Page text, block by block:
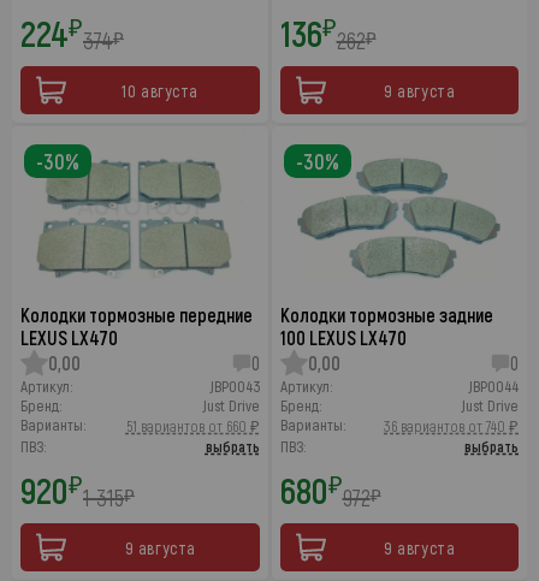
224₽374₽
10 августа
136₽262₽
9 августа
Колодки тормозные передние
LEXUS LX470
0,00
0
Артикул:
JBP0043
Бренд:
Just Drive
Варианты:
51 вариантов от 660 ₽
ПВЗ:
выбрать
920₽1 315₽
9 августа
-30%
Колодки тормозные задние
100 LEXUS LX470
0,00
0
Артикул:
JBP0044
Бренд:
Just Drive
Варианты:
36 вариантов от 740 ₽
ПВЗ:
выбрать
680₽972₽
9 августа
-30%